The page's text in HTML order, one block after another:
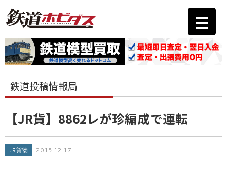
鉄道投稿情報局
【JR貨】8862レが珍編成で運転
JR貨物 2015.12.17